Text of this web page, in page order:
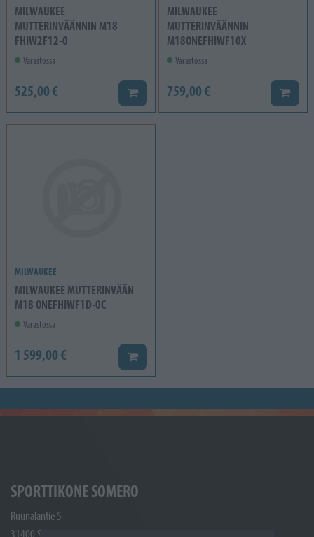
MILWAUKEE
MUTTERINVÄÄNNIN M18
FHIW2F12-0
Varastossa
525,00 € Lisää koriin
MILWAUKEE
MUTTERINVÄÄNNIN
M18ONEFHIWF10X
Varastossa
759,00 € Lisää
MILWAUKEE
MILWAUKEE MUTTERINVÄÄN
M18 ONEFHIWF1D-0C
Varastossa
1 599,00 € Lisää koriin
SPORTTIKONE SOMERO
Ruunalantie 5
31400 Somero